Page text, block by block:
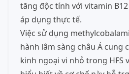
tăng độc tính với vitamin
áp dụng thực tế.
Việc sử dụng
hành lâm sàng châu Á cung
kinh ngoại vi nhỏ trong HFS